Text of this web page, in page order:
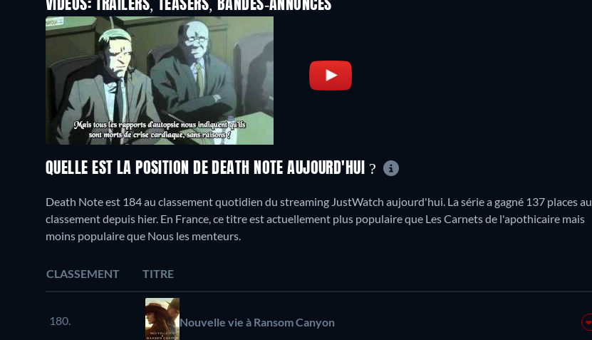
VIDEOS: TRAILERS, TEASERS, BANDES-ANNONCES
QUELLE EST LA POSITION DE DEATH NOTE AUJOURD'HUI ?
Death Note est 184 au classement quotidien du streaming JustWatch aujourd'hui. La série a gagné 137 places au
classement depuis hier. En France, ce titre est actuellement plus populaire que Les Carnets de l'apothicaire mais
moins populaire que Nous les menteurs.
CLASSEMENT TITRE
180. Nouvelle vie à Ransom Canyon